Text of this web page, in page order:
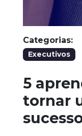
Categorias:
Executivos
5
tornar